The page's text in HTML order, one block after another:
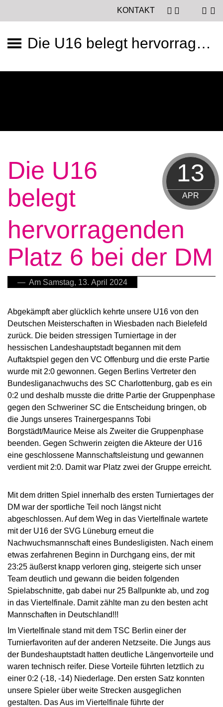
KONTAKT
Die U16 belegt hervorragenden Platz 6 bei der DM
13
APR
Die U16
belegt
hervorragenden
Platz 6 bei der DM
— Am Samstag, 13. April 2024
Abgekämpft aber glücklich kehrte unsere U16 von den
Deutschen Meisterschaften in Wiesbaden nach Bielefeld
zurück. Die beiden stressigen Turniertage in der
hessischen Landeshauptstadt begannen mit dem
Auftaktspiel gegen den VC Offenburg und die erste Partie
wurde mit 2:0 gewonnen. Gegen Berlins Vertreter den
Bundesliganachwuchs des SC Charlottenburg, gab es ein
0:2 und deshalb musste die dritte Partie der Gruppenphase
gegen den Schweriner SC die Entscheidung bringen, ob
die Jungs unseres Trainergespanns Tobi
Borgstädt/Maurice Meise als Zweiter die Gruppenphase
beenden. Gegen Schwerin zeigten die Akteure der U16
eine geschlossene Mannschaftsleistung und gewannen
verdient mit 2:0. Damit war Platz zwei der Gruppe erreicht.
Mit dem dritten Spiel innerhalb des ersten Turniertages der
DM war der sportliche Teil noch längst nicht
abgeschlossen. Auf dem Weg in das Viertelfinale wartete
mit der U16 der SVG Lüneburg erneut die
Nachwuchsmannschaft eines Bundesligisten. Nach einem
etwas zerfahrenen Beginn in Durchgang eins, der mit
23:25 äußerst knapp verloren ging, steigerte sich unser
Team deutlich und gewann die beiden folgenden
Spielabschnitte, gab dabei nur 25 Ballpunkte ab, und zog
in das Viertelfinale. Damit zählte man zu den besten acht
Mannschaften in Deutschland!!!
Im Viertelfinale stand mit dem TSC Berlin einer der
Turnierfavoriten auf der anderen Netzseite. Die Jungs aus
der Bundeshauptstadt hatten deutliche Längenvorteile und
waren technisch reifer. Diese Vorteile führten letztlich zu
einer 0:2 (-18, -14) Niederlage. Den ersten Satz konnten
unsere Spieler über weite Strecken ausgeglichen
gestalten. Das Aus im Viertelfinale führte der